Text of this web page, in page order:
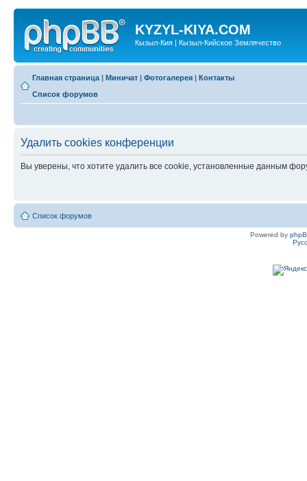
KYZYL-KIYA.COM
Кызыл-Кия | Кызыл-Кийское Землячество
Главная страница | Миничат | Фотогалерея | Контакты
Список форумов
Удалить cookies конференции
Вы уверены, что хотите удалить все cookie, установленные данным
Список форумов
Powered by